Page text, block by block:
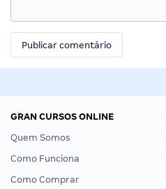
GRAN CURSOS ONLINE
Quem Somos
Como Funciona
Como Comprar